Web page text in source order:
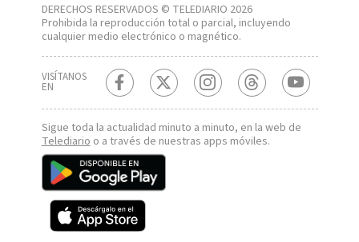
DERECHOS RESERVADOS © TELEDIARIO 2026
Prohibida la reproducción total o parcial, incluyendo
cualquier medio electrónico o magnético.
VISÍTANOS
EN
Sigue toda la actualidad minuto a minuto, en la web de
Telediario o a través de nuestras apps móviles.